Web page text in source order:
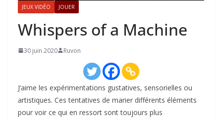
JEUX VIDÉO JOUER
Whispers of a Machine
30 juin 2020 Ruvon
J’aime les expérimentations gustatives, sensorielles ou
artistiques. Ces tentatives de marier différents éléments
pour voir ce qui en ressort sont toujours plus